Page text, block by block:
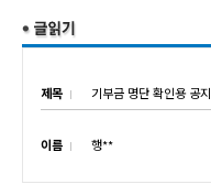
제목 기부금 명단 확인용 공
이름 행**